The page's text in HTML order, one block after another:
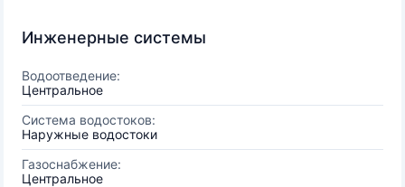
Инженерные системы
Водоотведение:
Центральное
Система водостоков:
Наружные водостоки
Газоснабжение:
Центральное